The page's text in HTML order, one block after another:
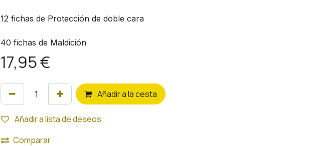
12 fichas de Protección de doble cara
40 fichas de Maldición
17,95€
Añadir a la cesta
Añadir a lista de deseos
Comparar